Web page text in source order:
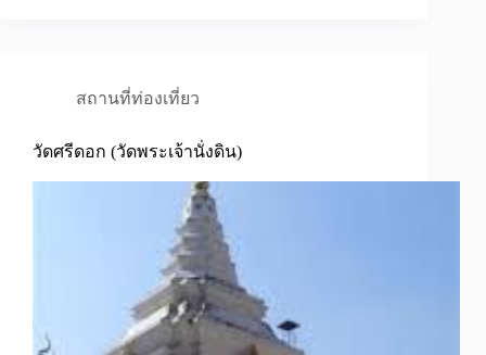
สถานที่ท่องเที่ยว
วัดศรีดอก (วัดพระเจ้านั่งดิน)